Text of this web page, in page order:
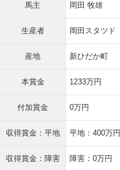
馬主 岡田 牧雄
生産者 岡田スタツド
産地 新ひだか町
本賞金 1233万円
付加賞金 0万円
収得賞金：平地 平地：400万円
収得賞金：障害 障害：0万円